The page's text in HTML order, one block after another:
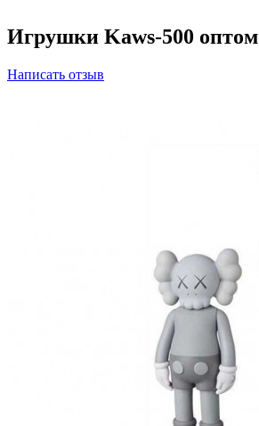
Игрушки Kaws-500 оптом
Написать отзыв